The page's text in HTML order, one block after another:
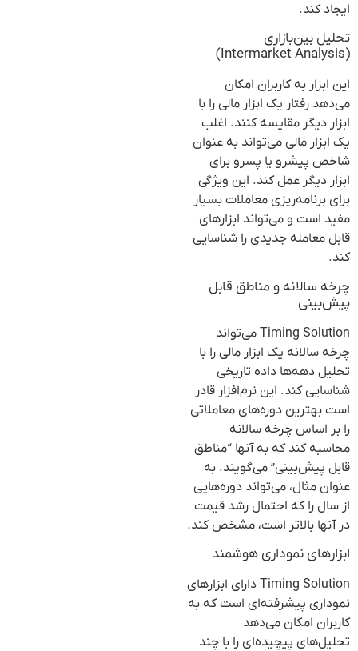
ایجاد کند.
تحلیل بین‌بازاری
(Intermarket Analysis)
این ابزار به کاربران امکان
می‌دهد رفتار یک ابزار مالی را با
ابزار دیگر مقایسه کنند. اغلب
یک ابزار مالی می‌تواند به عنوان
شاخص پیشرو یا پسرو برای
ابزار دیگر عمل کند. این ویژگی
برای برنامه‌ریزی معاملات بسیار
مفید است و می‌تواند ابزارهای
قابل معامله جدیدی را شناسایی
کند.
چرخه سالانه و مناطق قابل
پیش‌بینی
Timing Solution می‌تواند
چرخه سالانه یک ابزار مالی را با
تحلیل دهه‌ها داده تاریخی
شناسایی کند. این نرم‌افزار قادر
است بهترین دوره‌های معاملاتی
را بر اساس چرخه سالانه
محاسبه کند که به آنها “مناطق
قابل پیش‌بینی” می‌گویند. به
عنوان مثال، می‌تواند دوره‌هایی
از سال را که احتمال رشد قیمت
در آنها بالاتر است، مشخص کند.
ابزارهای نموداری هوشمند
Timing Solution دارای ابزارهای
نموداری پیشرفته‌ای است که به
کاربران امکان می‌دهد
تحلیل‌های پیچیده‌ای را با چند